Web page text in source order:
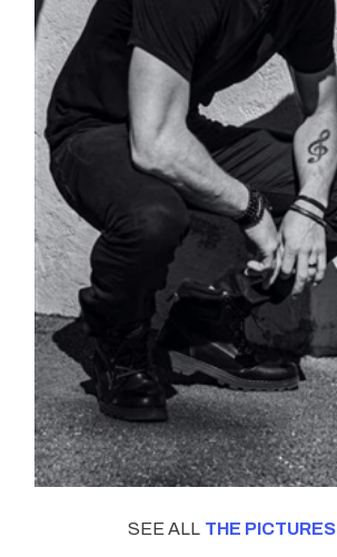
SEE ALL THE PICTURES